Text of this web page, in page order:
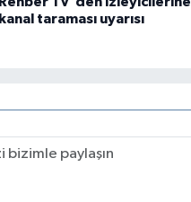
kanal taraması uyarısı